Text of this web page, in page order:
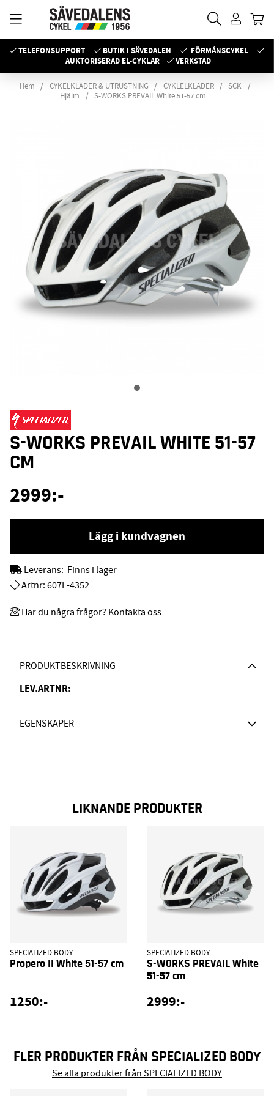
TELEFONSUPPORT BUTIK I SÄVEDALEN
FÖRMÅNSCYKEL
AUKTORISERAD EL-CYKLAR
VERKSTAD
Hem CYKELKLÄDER & UTRUSTNING CYKLELKLÄDER
SCK
Hjälm
S-WORKS PREVAIL White 51-57 cm
PRODUKTBESKRIVNING
LEV.ARTNR:
EGENSKAPER
S-WORKS PREVAIL WHITE 51-57
CM
2999:-
Lägg i kundvagnen
Leverans: Finns i lager
Artnr: 607E-4352
Har du några frågor? Kontakta oss
LIKNANDE PRODUKTER
SPECIALIZED BODY
Propero II White 51-57 cm
1250:-
SPECIALIZED BODY
S-WORKS PREVAIL White
51-57 cm
2999:-
FLER PRODUKTER FRÅN SPECIALIZED BODY
Se alla produkter från SPECIALIZED BODY